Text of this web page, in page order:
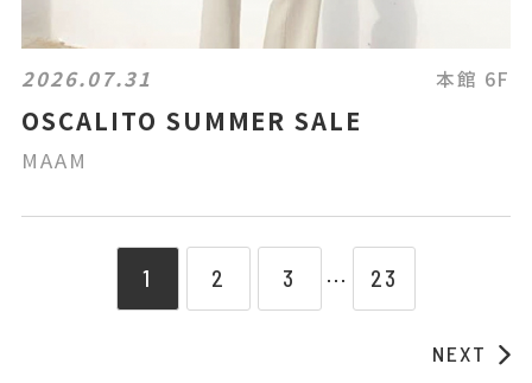
2026.07.31 本館 6F
OSCALITO SUMMER SALE
MAAM
1 2 3 ⋯ 23
NEXT